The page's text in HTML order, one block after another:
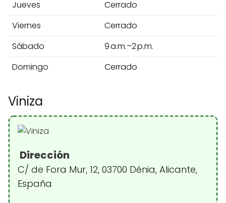
Jueves
Cerrado
Viernes
Cerrado
Sábado
9 a.m.–2 p.m.
Domingo
Cerrado
Viniza
Dirección
C/ de Fora Mur, 12, 03700 Dénia, Alicante,
España